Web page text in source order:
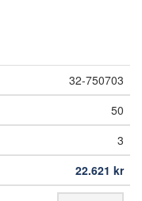
32-750703
50
3
22.621 kr